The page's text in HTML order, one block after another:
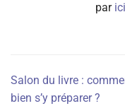
par
Salon du livre :
bien s’y préparer ?